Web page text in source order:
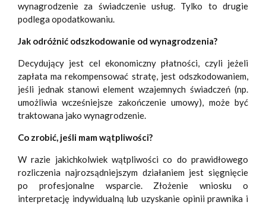
wynagrodzenie za świadczenie usług. Tylko to drugie
podlega opodatkowaniu.
Jak odróżnić odszkodowanie od wynagrodzenia?
Decydujący jest cel ekonomiczny płatności, czyli jeżeli
zapłata ma rekompensować stratę, jest odszkodowaniem,
jeśli jednak stanowi element wzajemnych świadczeń (np.
umożliwia wcześniejsze zakończenie umowy), może być
traktowana jako wynagrodzenie.
Co zrobić, jeśli mam wątpliwości?
W razie jakichkolwiek wątpliwości co do prawidłowego
rozliczenia najrozsądniejszym działaniem jest sięgnięcie
po profesjonalne wsparcie. Złożenie wniosku o
interpretację indywidualną lub uzyskanie opinii prawnika i